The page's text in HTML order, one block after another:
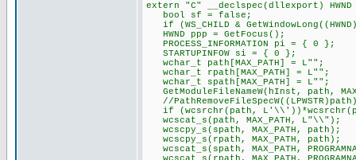
extern "C" __declspec(dllexport)
bool sf = false;
if (WS_CHILD &
HWND ppp = GetFocus();
PROCESS_INFORMATION pi = { 0 };
STARTUPINFOW si = { 0 };
wchar_t path[MAX_PATH] = L"";
wchar_t rpath[MAX_PATH] = L"";
wchar_t spath[MAX_PATH] = L"";
GetModuleFileNameW(hInst, path,
//
if (wcsrchr(path,
wcscat_s(path, MAX_PATH, L"\\");
wcscpy_s(spath, MAX_PATH, path);
wcscpy_s(rpath, MAX_PATH, path);
wcscat_s(spath, MAX_PATH,